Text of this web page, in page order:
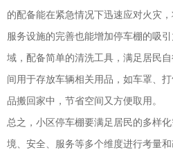
的配备能在紧急情况下迅速应对火灾，
服务设施的完善也能增加停车棚的吸
域，配备简单的清洗工具，满足居民
间用于存放车辆相关用品，如车罩、
品搬回家中，节省空间又方便取用。
总之，小区停车棚要满足居民的多样
境、安全、服务等多个维度进行考量